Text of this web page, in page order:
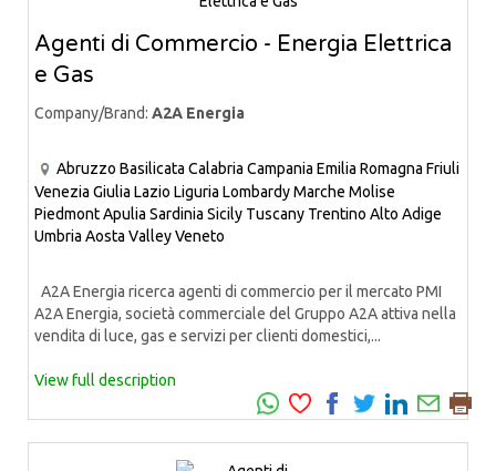
Agenti di Commercio - Energia Elettrica
e Gas
Company/Brand: A2A Energia
Abruzzo Basilicata Calabria Campania Emilia Romagna Friuli
Venezia Giulia Lazio Liguria LombardyMarche Molise
PiedmontApulia Sardinia Sicily Tuscany Trentino Alto Adige
Umbria Aosta ValleyVeneto
A2A Energia ricerca agenti di commercio per il mercato PMI
A2A Energia, società commerciale del Gruppo A2A attiva nella
vendita di luce, gas e servizi per clienti domestici,...
View full description